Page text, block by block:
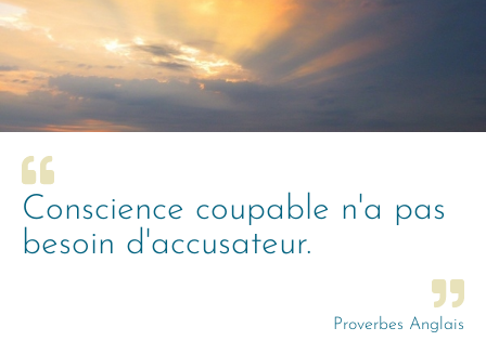
Conscience coupable n'a pas
besoin d'accusateur.
Proverbes Anglais